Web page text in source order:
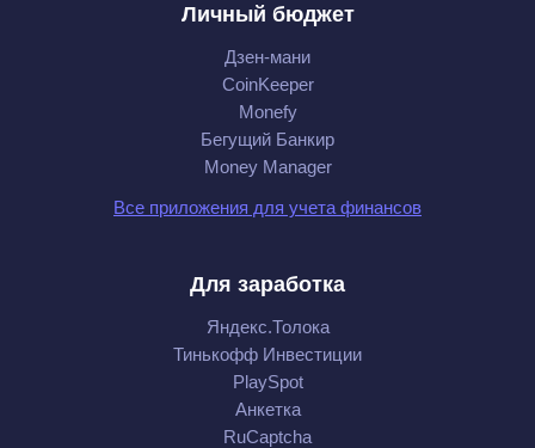
Личный бюджет
Дзен-мани
CoinKeeper
Monefy
Бегущий Банкир
Money Manager
Все приложения для учета финансов
Для заработка
Яндекс.Толока
Тинькофф Инвестиции
PlaySpot
Анкетка
RuCaptcha